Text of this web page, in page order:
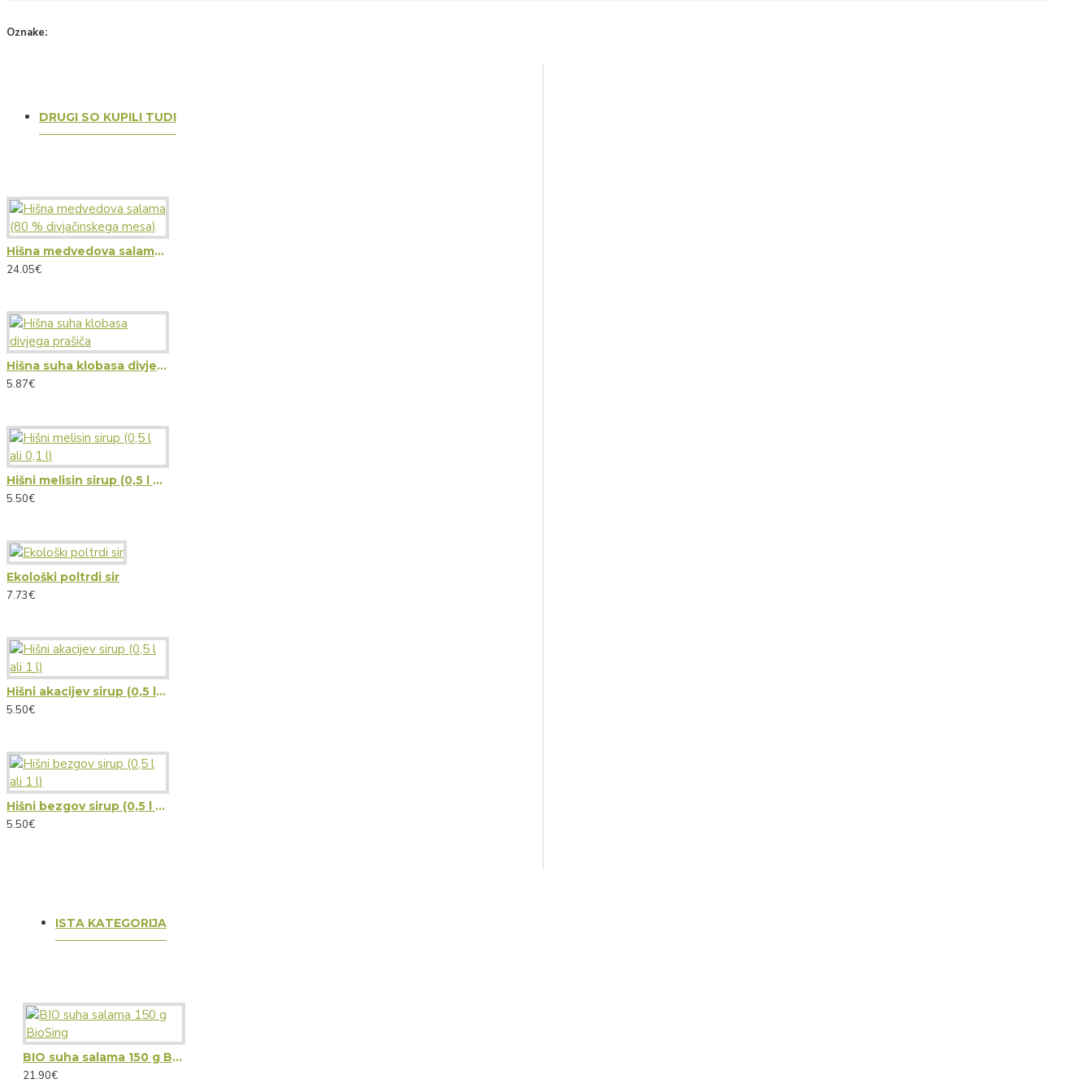
Oznake:
DRUGI SO KUPILI TUDI
Hišna medvedova salama (80 % divjačinskega mesa)
24.05€
Hišna suha klobasa divjega prašiča
5.87€
Hišni melisin sirup (0,5 l ali 0,1 l)
5.50€
Ekološki poltrdi sir
7.73€
Hišni akacijev sirup (0,5 l ali 1 l)
5.50€
Hišni bezgov sirup (0,5 l ali 1 l)
5.50€
ISTA KATEGORIJA
BIO suha salama 150 g BioSing
21.90€